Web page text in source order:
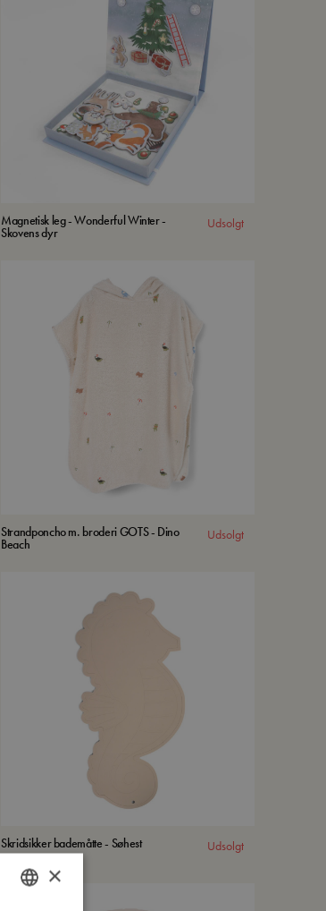
Magnetisk leg - Wonderful Winter -
Skovens dyr
Udsolgt
Strandponcho m. broderi GOTS - Dino
Beach
Udsolgt
Skridsikker bademåtte - Søhest Udsolgt
×